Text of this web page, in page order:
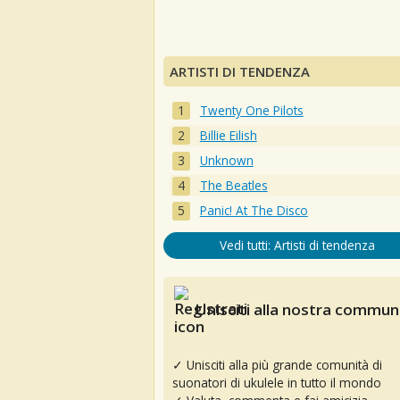
ARTISTI DI TENDENZA
Twenty One Pilots
Billie Eilish
Unknown
The Beatles
Panic! At The Disco
Vedi tutti: Artisti di tendenza
Unisciti alla nostra
✓ Unisciti alla più grande comunità di
suonatori di ukulele in tutto il mondo